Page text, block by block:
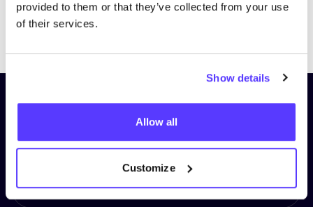
provided to them or that they’ve collected from your use
of their services.
Show details
Allow all
Customize
Schrijf je in op onze nieuwsbrief
en blijf op de hoogte!